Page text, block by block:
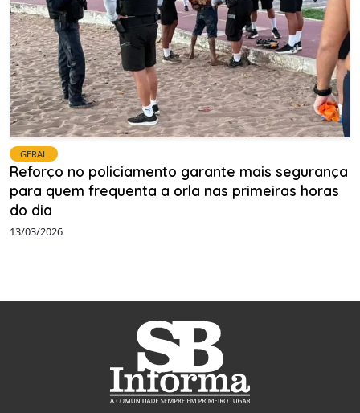
GERAL
Reforço no policiamento garante mais segurança
para quem frequenta a orla nas primeiras horas
do dia
13/03/2026